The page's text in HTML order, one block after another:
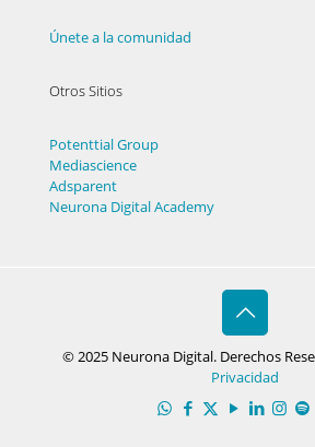
Únete a la comunidad
Otros Sitios
Potenttial Group
Mediascience
Adsparent
Neurona Digital Academy
© 2025 Neurona Digital. Derechos
Privacidad